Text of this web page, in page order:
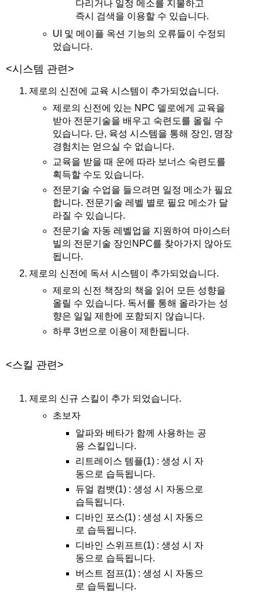
다리거나 일정 메소를 지불하고
즉시 검색을 이용할 수 있습니다.
UI 및 메이플 옥션 기능의 오류들이 수정되
었습니다.
<시스템 관련>
제로의 신전에 교육 시스템이 추가되었습니다.
제로의 신전에 있는 NPC 델로에게 교육을
받아 전문기술을 배우고 숙련도를 올릴 수
있습니다. 단, 육성 시스템을 통해 장인, 명장
경험치는 얻으실 수 없습니다.
교육을 받을 때 운에 따라 보너스 숙련도를
획득할 수도 있습니다.
전문기술 수업을 들으려면 일정 메소가 필요
합니다. 전문기술 레벨 별로 필요 메소가 달
라질 수 있습니다.
전문기술 자동 레벨업을 지원하여 마이스터
빌의 전문기술 장인NPC를 찾아가지 않아도
됩니다.
제로의 신전에 독서 시스템이 추가되었습니다.
제로의 신전 책장의 책을 읽어 모든 성향을
올릴 수 있습니다. 독서를 통해 올라가는 성
향은 일일 제한에 포함되지 않습니다.
하루 3번으로 이용이 제한됩니다.
<스킬 관련>
제로의 신규 스킬이 추가 되었습니다.
초보자
알파와 베타가 함께 사용하는 공
용 스킬입니다.
리트레이스 템플(1) : 생성 시 자
동으로 습득됩니다.
듀얼 컴뱃(1) : 생성 시 자동으로
습득됩니다.
디바인 포스(1) : 생성 시 자동으
로 습득됩니다.
디바인 스위프트(1) : 생성 시 자
동으로 습득됩니다.
버스트 점프(1) : 생성 시 자동으
로 습득됩니다.